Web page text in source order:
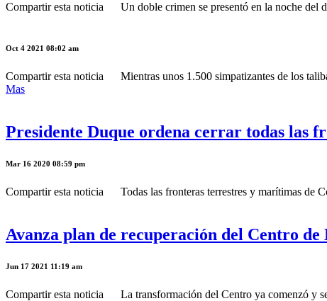
Compartir esta noticia Un doble crimen se presentó en la noche del
Oct 4 2021 08:02 am
Compartir esta noticia Mientras unos 1.500 simpatizantes de los
Mas
Presidente Duque ordena cerrar todas las
Mar 16 2020 08:59 pm
Compartir esta noticia Todas las fronteras terrestres y marítimas de
Avanza plan de recuperación del Centro
Jun 17 2021 11:19 am
Compartir esta noticia La transformación del Centro ya comenzó y